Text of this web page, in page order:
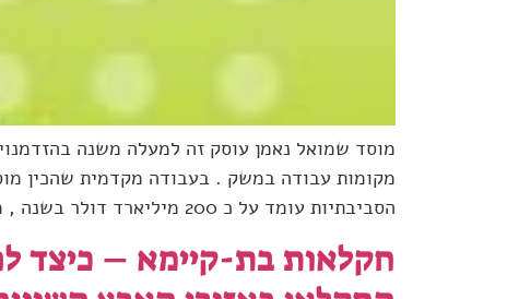
מוסד שמואל נאמן עוסק זה למעלה משנה
מקומות עבודה במשק . בעבודה מקדמית שהכין
הסביבתיות עומד על כ 200 מיליארד דולר בשנה , מכלל […]
חקלאות בת-קיימא – כיצד